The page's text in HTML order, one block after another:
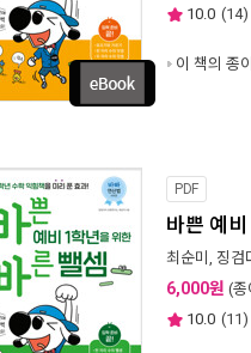
10.0 (14)
이 책의 종
PDF
바쁜 예
최순미 , 징검
6,000원 (종
10.0 (11)